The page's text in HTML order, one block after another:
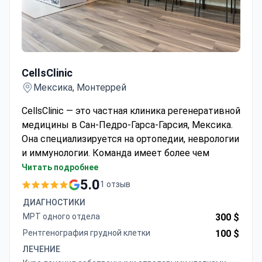
CellsClinic
Мексика, Монтеррей
CellsClinic — это частная клиника регенеративной
медицины в Сан-Педро-Гарса-Гарсия, Мексика.
Она специализируется на ортопедии, неврологии
и иммунологии. Команда имеет более чем
пятилетний опыт работы. Они вылечили более
340 пациентов, используя индивидуальные
передовых клеточных терапиях для лечения
износа суставов и аутоиммунных заболеваний.
Медицинский персонал включает шесть
сертифицированных врачей-специалистов. Все
Читать подробнее
5.01 отзыв
ДИАГНОСТИКИ
МРТ одного отдела
300 $
Рентгенография грудной клетки 100 $
ЛЕЧЕНИЕ